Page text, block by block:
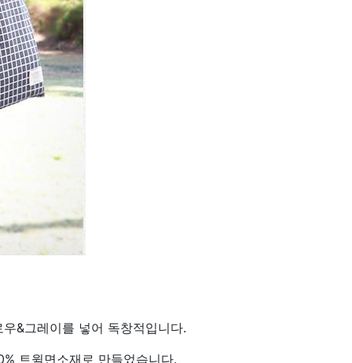
&그레이를 넣어 독창적입니다.
트윌면소재로 만들었습니다.